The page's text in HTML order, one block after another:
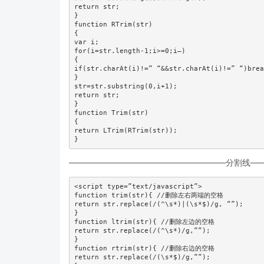
return str;
}
function RTrim(str)
{
var i;
for(i=str.length-1;i>=0;i–)
{
if(str.charAt(i)!=” “&&str.charAt(i)!=”
}
str=str.substring(0,i+1);
return str;
}
function Trim(str)
{
return LTrim(RTrim(str));
}
———————————————————分割线
<script type=”text/javascript”>
function trim(str){ //删除左右两端的空格
return str.replace(/(^\s*)|(\s*$)/g, “”);
}
function ltrim(str){ //删除左边的空格
return str.replace(/(^\s*)/g,””);
}
function rtrim(str){ //删除右边的空格
return str.replace(/(\s*$)/g,””);